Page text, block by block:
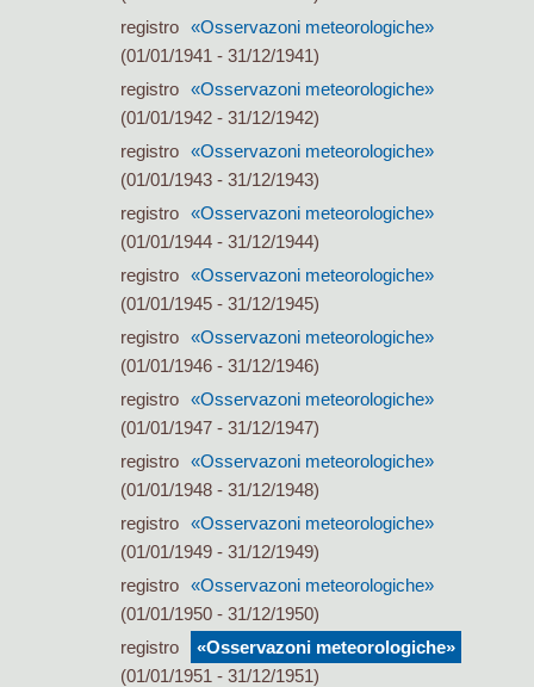
registro «Osservazoni meteorologiche»
(01/01/1941 - 31/12/1941)
registro «Osservazoni meteorologiche»
(01/01/1942 - 31/12/1942)
registro «Osservazoni meteorologiche»
(01/01/1943 - 31/12/1943)
registro «Osservazoni meteorologiche»
(01/01/1944 - 31/12/1944)
registro «Osservazoni meteorologiche»
(01/01/1945 - 31/12/1945)
registro «Osservazoni meteorologiche»
(01/01/1946 - 31/12/1946)
registro «Osservazoni meteorologiche»
(01/01/1947 - 31/12/1947)
registro «Osservazoni meteorologiche»
(01/01/1948 - 31/12/1948)
registro «Osservazoni meteorologiche»
(01/01/1949 - 31/12/1949)
registro «Osservazoni meteorologiche»
(01/01/1950 - 31/12/1950)
registro
«Osservazoni meteorologiche»
(01/01/1951 - 31/12/1951)